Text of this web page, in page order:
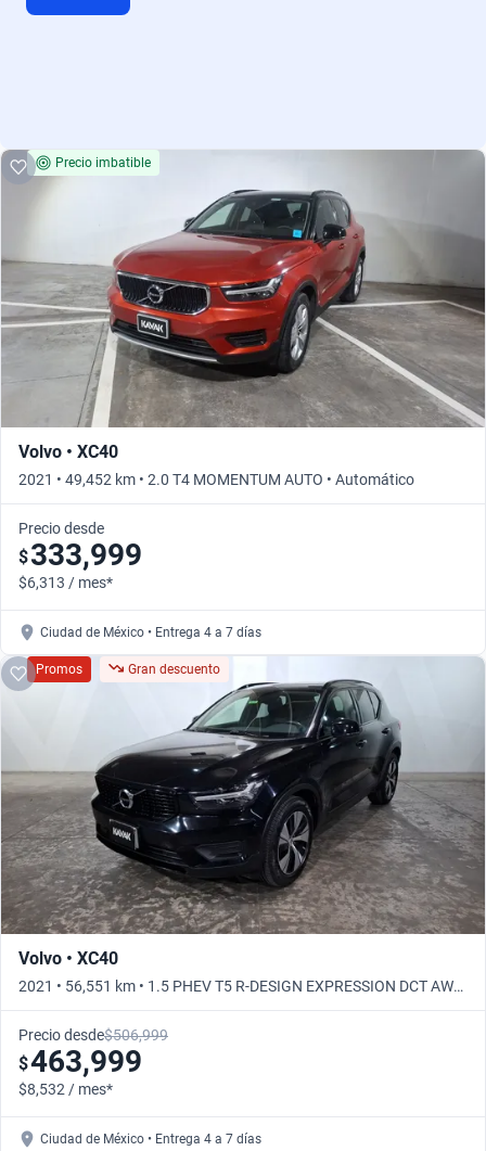
Precio imbatible
Volvo • XC40
2021 • 49,452 km • 2.0 T4 MOMENTUM AUTO • Automático
Precio desde
$333,999
$6,313 / mes*
Ciudad de México • Entrega 4 a 7 días
Promos Gran descuento
Volvo • XC40
2021 • 56,551 km • 1.5 PHEV T5 R-DESIGN EXPRESSION DCT AWD
• Automático
Precio desde$506,999
$463,999
$8,532 / mes*
Ciudad de México • Entrega 4 a 7 días